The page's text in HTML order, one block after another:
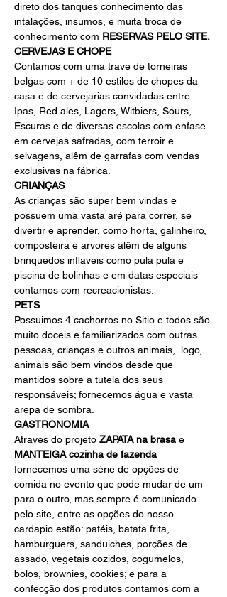
direto dos tanques conhecimento das
intalações, insumos, e muita troca de
conhecimento com RESERVAS PELO SITE.
CERVEJAS E CHOPE
Contamos com uma trave de torneiras
belgas com + de 10 estilos de chopes da
casa e de cervejarias convidadas entre
Ipas, Red ales, Lagers, Witbiers, Sours,
Escuras e de diversas escolas com enfase
em cervejas safradas, com terroir e
selvagens, alêm de garrafas com vendas
exclusivas na fábrica.
CRIANÇAS
As crianças são super bem vindas e
possuem uma vasta aré para correr, se
divertir e aprender, como horta, galinheiro,
composteira e arvores alêm de alguns
brinquedos inflaveis como pula pula e
piscina de bolinhas e em datas especiais
contamos com recreacionistas.
PETS
Possuimos 4 cachorros no Sitio e todos são
muito doceis e familiarizados com outras
pessoas, crianças e outros animais,  logo,
animais são bem vindos desde que
mantidos sobre a tutela dos seus
responsáveis; fornecemos água e vasta
arepa de sombra.
GASTRONOMIA
Atraves do projeto ZAPATA na brasa e
MANTEIGA cozinha de fazenda
fornecemos uma série de opções de
comida no evento que pode mudar de um
para o outro, mas sempre é comunicado
pelo site, entre as opções do nosso
cardapio estão: patéis, batata frita,
hamburguers, sanduiches, porções de
assado, vegetais cozidos, cogumelos,
bolos, brownies, cookies; e para a
confecção dos produtos contamos com a